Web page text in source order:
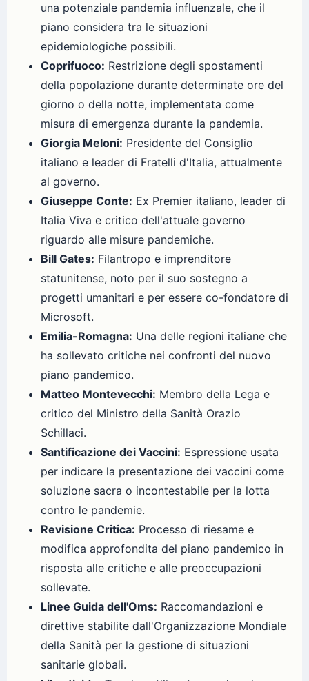
una potenziale pandemia influenzale, che il
piano considera tra le situazioni
epidemiologiche possibili.
Coprifuoco: Restrizione degli spostamenti
della popolazione durante determinate ore del
giorno o della notte, implementata come
misura di emergenza durante la pandemia.
Giorgia Meloni: Presidente del Consiglio
italiano e leader di Fratelli d'Italia, attualmente
al governo.
Giuseppe Conte: Ex Premier italiano, leader di
Italia Viva e critico dell'attuale governo
riguardo alle misure pandemiche.
Bill Gates: Filantropo e imprenditore
statunitense, noto per il suo sostegno a
progetti umanitari e per essere co-fondatore di
Microsoft.
Emilia-Romagna: Una delle regioni italiane che
ha sollevato critiche nei confronti del nuovo
piano pandemico.
Matteo Montevecchi: Membro della Lega e
critico del Ministro della Sanità Orazio
Schillaci.
Santificazione dei Vaccini: Espressione usata
per indicare la presentazione dei vaccini come
soluzione sacra o incontestabile per la lotta
contro le pandemie.
Revisione Critica: Processo di riesame e
modifica approfondita del piano pandemico in
risposta alle critiche e alle preoccupazioni
sollevate.
Linee Guida dell'Oms: Raccomandazioni e
direttive stabilite dall'Organizzazione Mondiale
della Sanità per la gestione di situazioni
sanitarie globali.